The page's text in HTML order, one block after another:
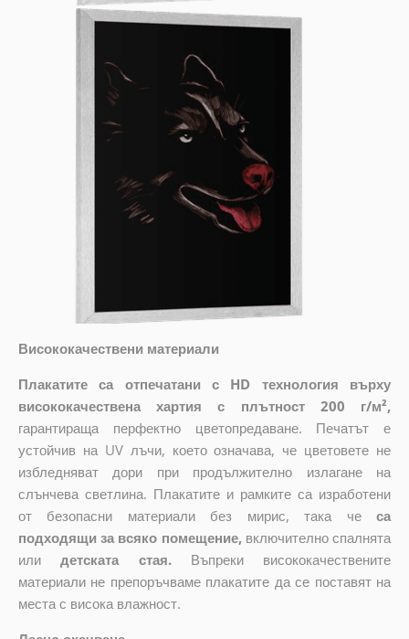
Висококачествени материали
Плакатите са отпечатани с HD технология върху
висококачествена хартия с плътност 200 г/м²,
гарантираща перфектно цветопредаване. Печатът е
устойчив на UV лъчи, което означава, че цветовете не
избледняват дори при продължително излагане на
слънчева светлина. Плакатите и рамките са изработени
от безопасни материали без мирис, така че
са
подходящи за всяко помещение, включително спалнята
или
детската стая.
Въпреки висококачествените
материали не препоръчваме плакатите да се поставят на
места с висока влажност.